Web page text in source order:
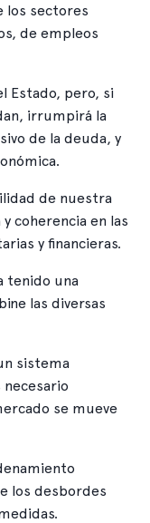
los sectores
de empleos
Estado, pero, si
irrumpirá la
de la deuda, y
de nuestra
coherencia en las
y financieras.
tenido una
las diversas
sistema
se mueve
los desbordes